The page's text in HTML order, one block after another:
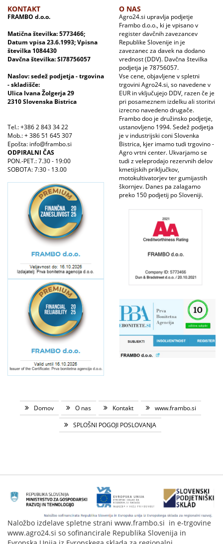
KONTAKT
FRAMBO d.o.o.
Matična številka: 5773466;
Datum vpisa 23.6.1993; Vpisna
številka 1084430
Davčna številka: SI78756057
Naslov: sedež podjetja - trgovina
- skladišče:
Ulica Ivana Žolgerja 29
2310 Slovenska Bistrica
Tel.: +386 2 843 34 22
Mob.: + 386 51 645 307
Epošta: info@frambo.si
ODPIRALNI ČAS
PON.-PET.: 7.30 - 19:00
SOBOTA: 7:30 - 13.00
O NAS
Agro24.si upravlja podjetje
Frambo d.o.o., ki je vpisano v
register davčnih zavezancev
Republike Slovenije in je
zavezanec za davek na dodano
vrednost (DDV). Davčna številka
podjetja je 78756057.
Vse cene, objavljene v spletni
trgovini Agro24.si, so navedene v
EUR in vključujejo DDV, razen če je
pri posameznem izdelku ali storitvi
izrecno navedeno drugače.
Frambo doo je družinsko podjetje,
ustanovljeno 1994. Sedež podjetja
je v industrijski coni Slovenka
Bistrica, kjer imamo tudi trgovino -
Agro vrtni center. Ukvarjamo se
tudi z veleprodajo rezervnih delov
kmetijskih priključkov,
motokultivatorjev ter gumijastih
škornjev. Danes pa zalagamo
preko 150 podjetij po Sloveniji.
Domov O nas Kontakt
www.frambo.si
SPLOŠNI POGOJI POSLOVANJA
Naložbo izdelave spletne strani www.frambo.si in e-trgovine
www.agro24.si so sofinancirale Republika Slovenija in